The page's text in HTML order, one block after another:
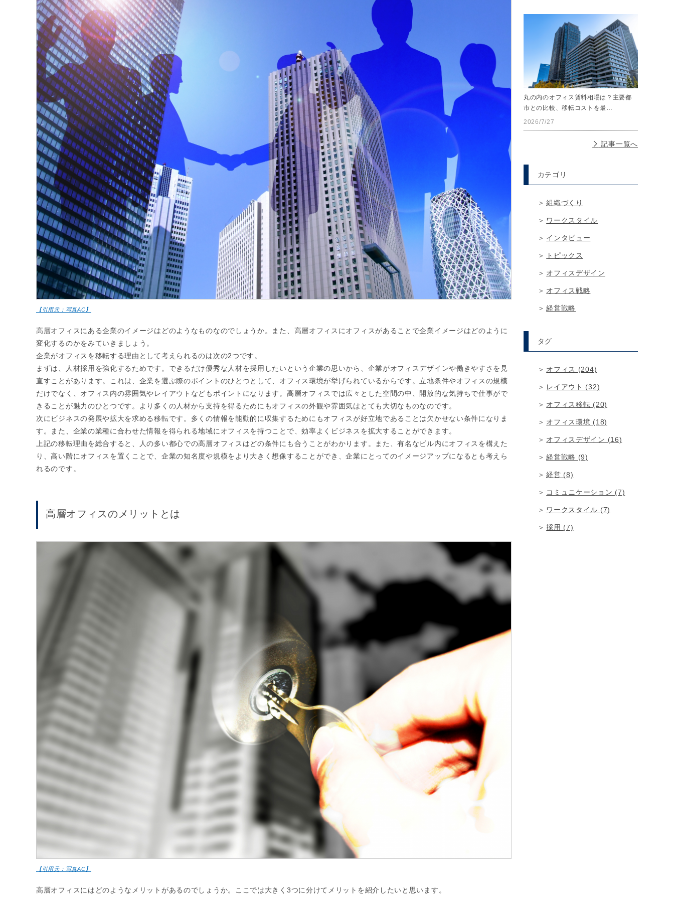
【引用元：写真AC】
高層オフィスにある企業のイメージはどのようなものなのでしょうか。また、高層オフィスにオフィスがあることで企業イメージはどのように
変化するのかをみていきましょう。
企業がオフィスを移転する理由として考えられるのは次の2つです。
まずは、人材採用を強化するためです。できるだけ優秀な人材を採用したいという企業の思いから、企業がオフィスデザインや働きやすさを見
直すことがあります。これは、企業を選ぶ際のポイントのひとつとして、オフィス環境が挙げられているからです。立地条件やオフィスの規模
だけでなく、オフィス内の雰囲気やレイアウトなどもポイントになります。高層オフィスでは広々とした空間の中、開放的な気持ちで仕事がで
きることが魅力のひとつです。より多くの人材から支持を得るためにもオフィスの外観や雰囲気はとても大切なものなのです。
次にビジネスの発展や拡大を求める移転です。多くの情報を能動的に収集するためにもオフィスが好立地であることは欠かせない条件になりま
す。また、企業の業種に合わせた情報を得られる地域にオフィスを持つことで、効率よくビジネスを拡大することができます。
上記の移転理由を総合すると、人の多い都心での高層オフィスはどの条件にも合うことがわかります。また、有名なビル内にオフィスを構えた
り、高い階にオフィスを置くことで、企業の知名度や規模をより大きく想像することができ、企業にとってのイメージアップになるとも考えら
れるのです。
高層オフィスのメリットとは
【引用元：写真AC】
高層オフィスにはどのようなメリットがあるのでしょうか。ここでは大きく3つに分けてメリットを紹介したいと思います。
丸の内のオフィス賃料相場は？主要都
市との比較、移転コストを最…
2026/7/27
記事一覧へ
カテゴリ
組織づくり
ワークスタイル
インタビュー
トピックス
オフィスデザイン
オフィス戦略
経営戦略
タグ
オフィス (204)
レイアウト (32)
オフィス移転 (20)
オフィス環境 (18)
オフィスデザイン (16)
経営戦略 (9)
経営 (8)
コミュニケーション (7)
ワークスタイル (7)
採用 (7)